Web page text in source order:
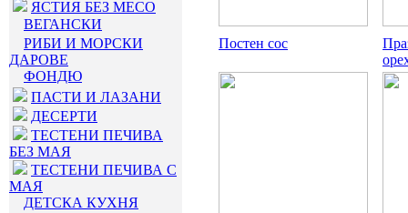
ЯСТИЯ БЕЗ МЕСО
ВЕГАНСКИ
РИБИ И МОРСКИ
ДАРОВЕ
ФОНДЮ
ПАСТИ И ЛАЗАНИ
ДЕСЕРТИ
ТЕСТЕНИ ПЕЧИВА
БЕЗ МАЯ
ТЕСТЕНИ ПЕЧИВА С
МАЯ
ДЕТСКА КУХНЯ
Постен сос